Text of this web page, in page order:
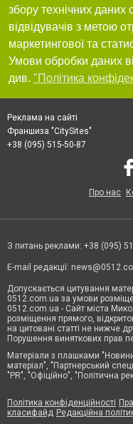
збору технічних даних
відвідувачів з метою
маркетингової та
Умови обробки даних
див. "Політика
Реклама на сайті
Франшиза "CitySites"
+38 (095) 515-50-87
Про нас
З питань реклами: +38 (095)
E-mail редакції:
Допускається цитування
0512.com.ua за умови
0512.com.ua - Сайт міста
розміщення прямого,
на цитовані статті не нижче
Порушення виняткових прав
Матеріали з плашками
матеріал", "Партнерський
"PR", "Офіційно", "Політична
Політика конфіденційності
класифайд Редакційна